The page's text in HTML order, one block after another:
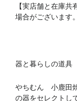
【実店舗と在庫
場合がございます
器と暮らしの道
やちむん 小鹿田